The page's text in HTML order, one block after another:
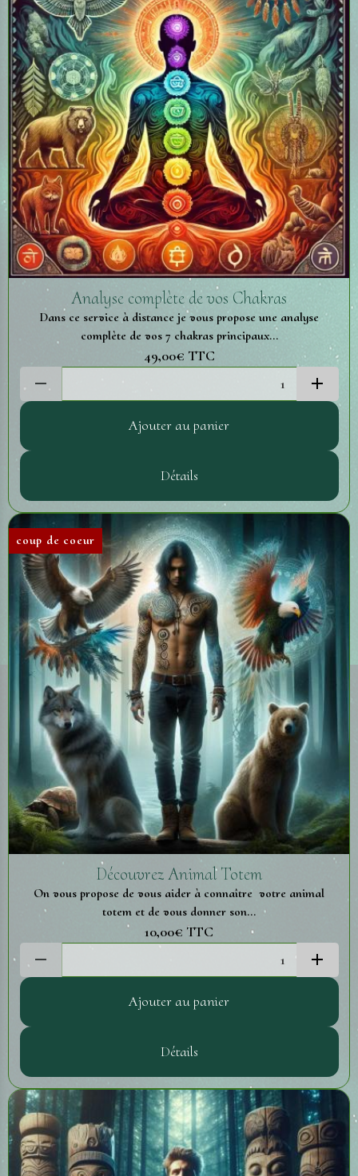
Analyse complète de vos Chakras
Dans ce service à distance je vous propose une analyse
complète de vos 7 chakras principaux...
49,00€ TTC
Ajouter au panier
Détails
coup de coeur
Découvrez Animal Totem
On vous propose de vous aider à connaître votre animal
totem et de vous donner son...
10,00€ TTC
Ajouter au panier
Détails